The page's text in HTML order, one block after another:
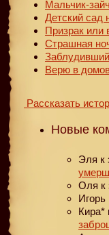
Мальчик-
Детский сад
Призрак или
Страшная
Верю в
Рассказать
Новые
Эля к
Оля к
Игорь
Кира*